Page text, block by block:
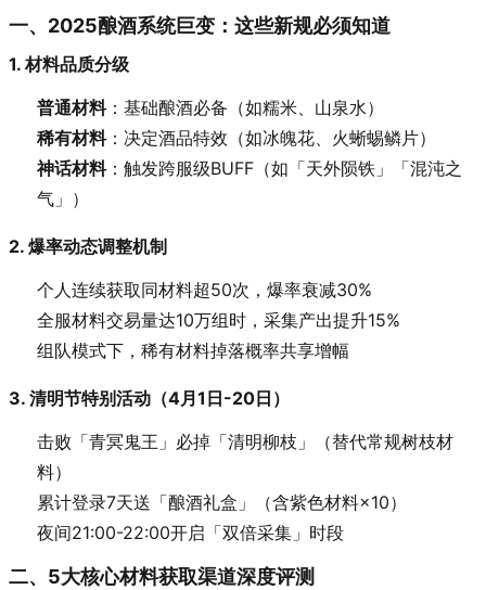
一、2025酿酒系统巨变：这些新规必须知道
1. 材料品质分级
普通材料：基础酿酒必备（如糯米、山泉水）
稀有材料：决定酒品特效（如冰魄花、火蜥蜴鳞片）
神话材料：触发跨服级BUFF（如「天外陨铁」「混沌之
气」）
2. 爆率动态调整机制
个人连续获取同材料超50次，爆率衰减30%
全服材料交易量达10万组时，采集产出提升15%
组队模式下，稀有材料掉落概率共享增幅
3. 清明节特别活动（4月1日-20日）
击败「青冥鬼王」必掉「清明柳枝」（替代常规树枝材
料）
累计登录7天送「酿酒礼盒」（含紫色材料×10）
夜间21:00-22:00开启「双倍采集」时段
二、5大核心材料获取渠道深度评测